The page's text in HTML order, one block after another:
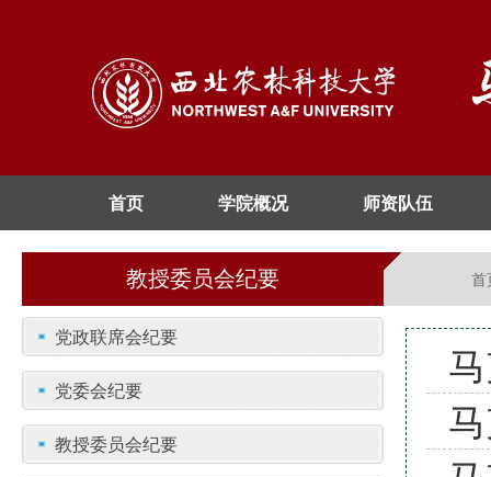
首页 学院概况 师资队伍
教授委员会纪要 首
党政联席会纪要
党委会纪要
教授委员会纪要